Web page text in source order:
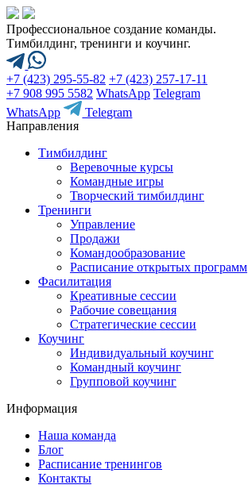
Профессиональное создание команды.
Тимбилдинг, тренинги и коучинг.
+7 (423) 295-55-82 +7 (423) 257-17-11
+7 908 995 5582 WhatsApp Telegram
WhatsApp
Telegram
Направления
Тимбилдинг
Веревочные курсы
Командные игры
Творческий тимбилдинг
Тренинги
Управление
Продажи
Командообразование
Расписание открытых программ
Фасилитация
Креативные сессии
Рабочие совещания
Стратегические сессии
Коучинг
Индивидуальный коучинг
Командный коучинг
Групповой коучинг
Информация
Наша команда
Блог
Расписание тренингов
Контакты